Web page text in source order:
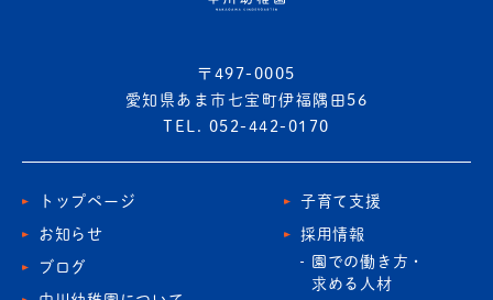
〒497-0005
愛知県あま市七宝町伊福隅田56
TEL. 052-442-0170
トップページ
お知らせ
ブログ
子育て支援
採用情報
園での働き方・
求める人材